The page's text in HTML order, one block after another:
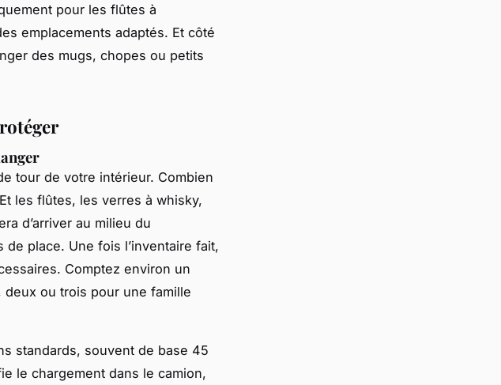
pour les flûtes à
emplacements adaptés. Et côté
des mugs, chopes ou petits
tour de votre intérieur. Combien
les flûtes, les verres à whisky,
d’arriver au milieu du
place. Une fois l’inventaire fait,
Comptez environ un
ou trois pour une famille
standards, souvent de base 45
le chargement dans le camion,